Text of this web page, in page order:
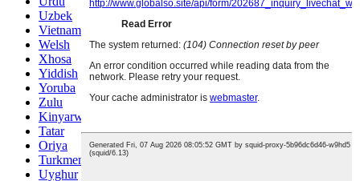
Uzbek
Vietnamese
Welsh
Xhosa
Yiddish
Yoruba
Zulu
Kinyarwanda
Tatar
Oriya
Turkmen
Uyghur